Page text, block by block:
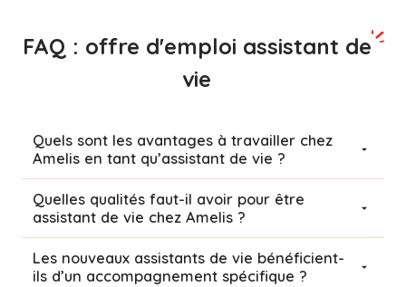
FAQ : offre d'emploi assistant de
vie
Quels sont les avantages à travailler chez
Amelis en tant qu’assistant de vie ?
Quelles qualités faut-il avoir pour être
assistant de vie chez Amelis ?
Les nouveaux assistants de vie bénéficient-
ils d’un accompagnement spécifique ?